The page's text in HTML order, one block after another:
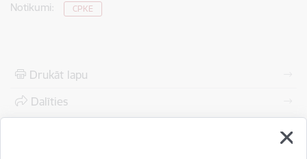
Notikumi: CPKE
Drukāt lapu
Dalīties